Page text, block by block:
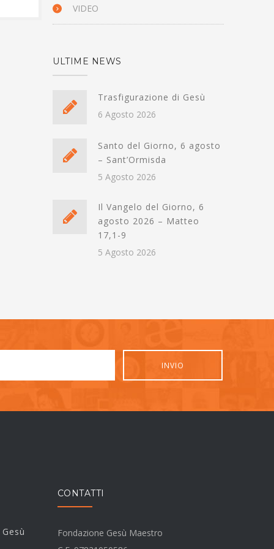
VIDEO
ULTIME NEWS
Trasfigurazione di Gesù
6 Agosto 2026
Santo del Giorno, 6 agosto
– Sant’Ormisda
5 Agosto 2026
Il Vangelo del Giorno, 6
agosto 2026 – Matteo
17,1-9
5 Agosto 2026
CONTATTI
Fondazione Gesù Maestro